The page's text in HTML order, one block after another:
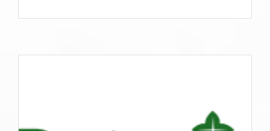
продукти, създадена с много любов. За всеки продукт
избираме най-добрите съставки. Търсим